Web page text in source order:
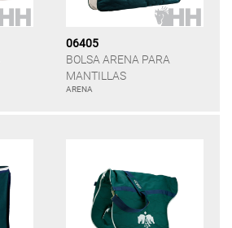
06405
BOLSA ARENA PARA
MANTILLAS
ARENA